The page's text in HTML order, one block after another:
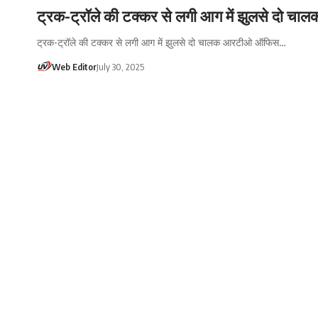
ट्रक-ट्रॉले की टक्कर से लगी आग में झुलसे दो
ट्रक-ट्रॉले की टक्कर से लगी आग में झुलसे दो चालक आरटीओ ऑफिस…
Web EditorJuly 30, 2025